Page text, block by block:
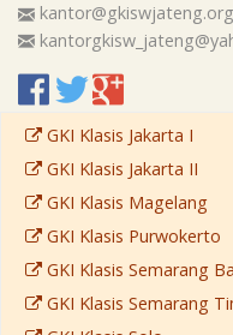
kantor@gkiswjateng.org
GKI Klasis Jakarta I
GKI Klasis Jakarta II
GKI Klasis Magelang
GKI Klasis Purwokerto
GKI Klasis Semarang
GKI Klasis Semarang